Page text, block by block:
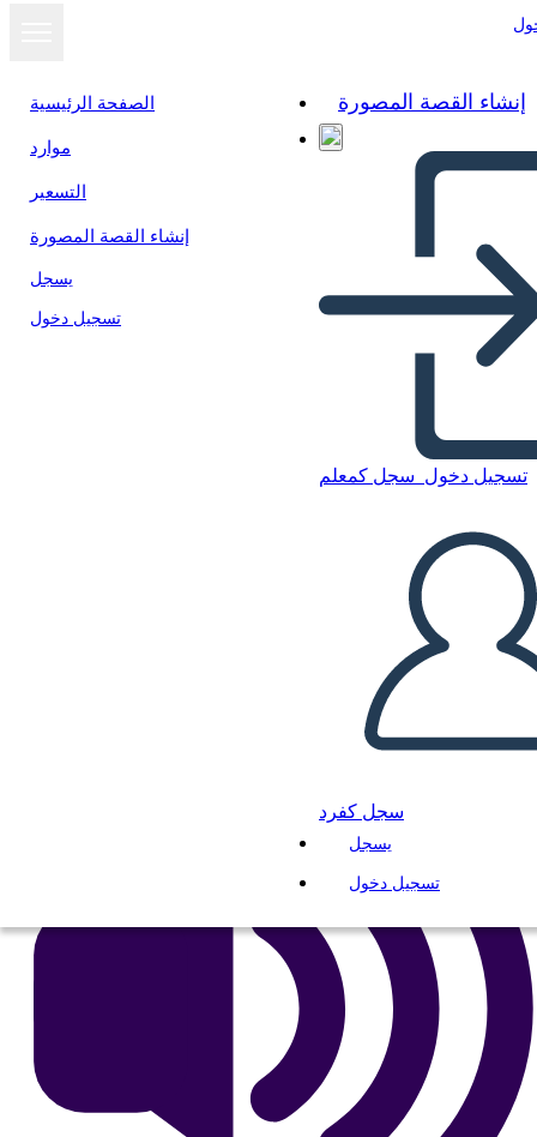
الصفحة الرئيسية
موارد
التسعير
إنشاء القصة المصورة
يسجل
تسجيل دخول
إنشاء القصة المصورة
تسجيل دخول سجل كمعلم
سجل كفرد
يسجل
تسجيل دخول
عرض كشرائح